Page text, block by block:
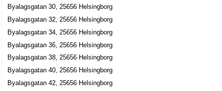
Byalagsgatan 30, 25656 Helsingborg
Byalagsgatan 32, 25656 Helsingborg
Byalagsgatan 34, 25656 Helsingborg
Byalagsgatan 36, 25656 Helsingborg
Byalagsgatan 38, 25656 Helsingborg
Byalagsgatan 40, 25656 Helsingborg
Byalagsgatan 42, 25656 Helsingborg